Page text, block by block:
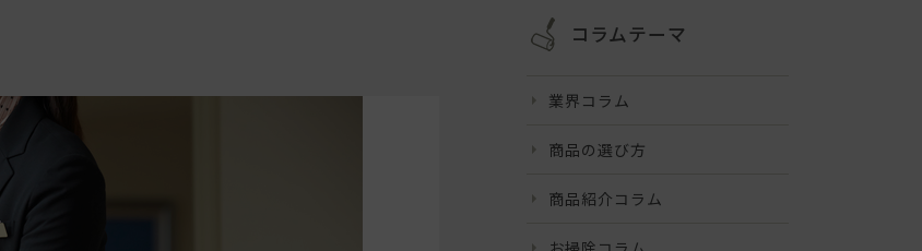
コラムテーマ
業界コラム
商品の選び方
商品紹介コラム